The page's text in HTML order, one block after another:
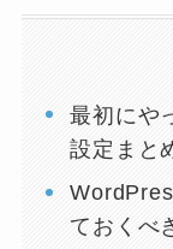
最初にや
設定まと
ておくべ